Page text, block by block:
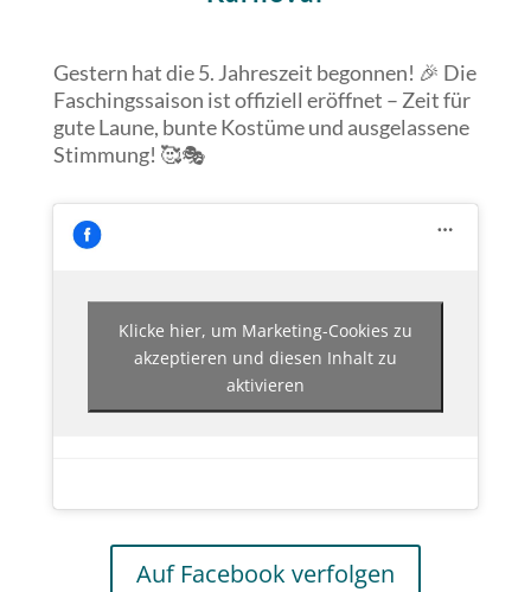
Gestern hat die 5. Jahreszeit begonnen! 🎉 Die
Faschingssaison ist offiziell eröffnet – Zeit für
gute Laune, bunte Kostüme und ausgelassene
Stimmung! 🥰🎭
Klicke hier, um Marketing-Cookies zu
akzeptieren und diesen Inhalt zu
aktivieren
Auf Facebook verfolgen